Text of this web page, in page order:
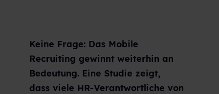
Keine Frage: Das Mobile
Recruiting gewinnt weiterhin an
Bedeutung. Eine Studie zeigt,
dass viele HR-Verantwortliche von